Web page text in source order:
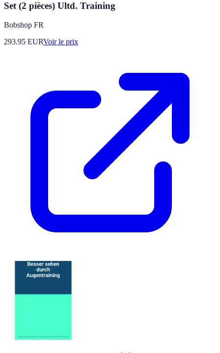
Set (2 pièces) Ultd. Training
Bobshop FR
293.95 EURVoir le prix